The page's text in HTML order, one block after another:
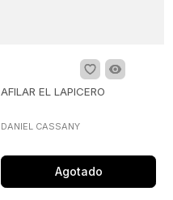
AFILAR EL LAPICERO
DANIEL CASSANY
Agotado